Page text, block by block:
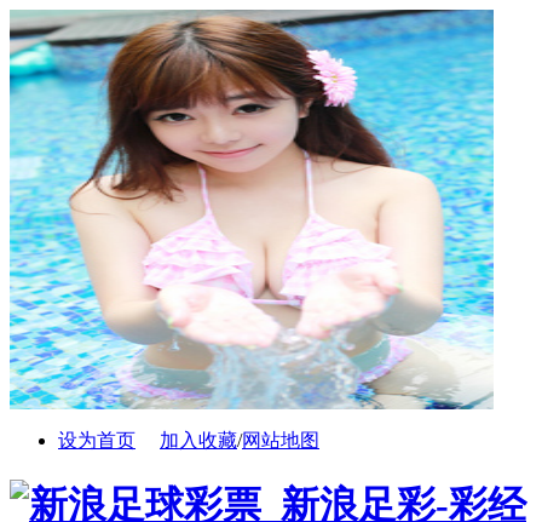
设为首页 加入收藏/网站地图